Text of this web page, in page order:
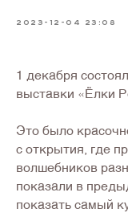
2023-12-04 23:08
1 декабря
выставки «Ёлки
Это было
с открытия, где
волшебников
показали в
показать самый